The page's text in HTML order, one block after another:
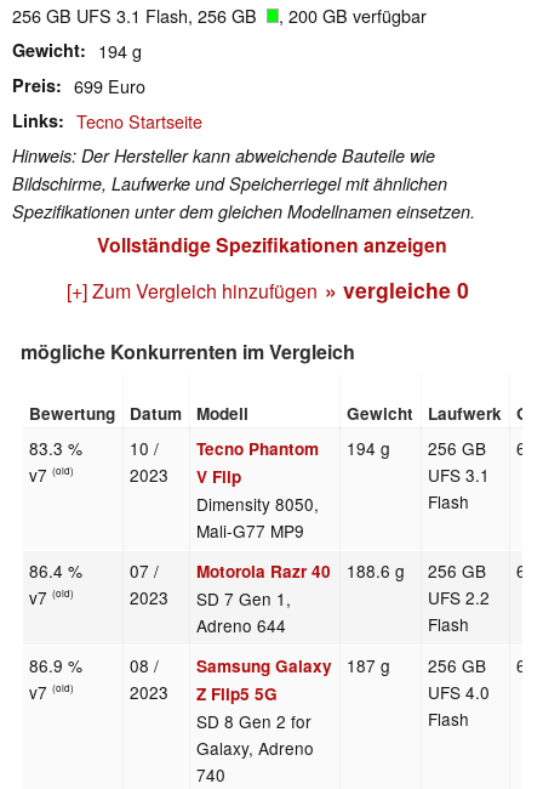
256 GB UFS 3.1 Flash, 256 GB , 200 GB verfügbar
Gewicht 194 g
Preis 699 Euro
Links Tecno Startseite
Hinweis: Der Hersteller kann abweichende Bauteile wie
Bildschirme, Laufwerke und Speicherriegel mit ähnlichen
Spezifikationen unter dem gleichen Modellnamen einsetzen.
Vollständige Spezifikationen anzeigen
[+] Zum Vergleich hinzufügen » vergleiche 0
mögliche Konkurrenten im Vergleich
Bewertung Datum Modell Gewicht Laufwerk
83.3 %
v7(old)
10 /
2023
Tecno Phantom
V Flip
Dimensity 8050,
Mali-G77 MP9
194 g
256 GB
UFS 3.1
Flash
86.4 %
v7(old)
07 /
2023
Motorola Razr 40
SD 7 Gen 1,
Adreno 644
188.6 g
256 GB
UFS 2.2
Flash
86.9 %
v7(old)
08 /
2023
Samsung Galaxy
Z Flip5 5G
SD 8 Gen 2 for
Galaxy, Adreno
740
187 g
256 GB
UFS 4.0
Flash